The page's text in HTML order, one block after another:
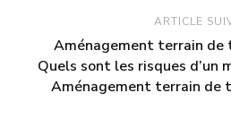
ARTICLE
Aménagement terrain de
Quels sont les risques d’un
Aménagement terrain de